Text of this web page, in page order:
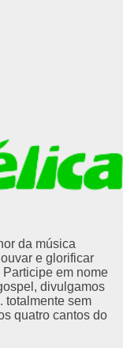
da música
e glorificar
em nome
divulgamos
totalmente sem
quatro cantos do